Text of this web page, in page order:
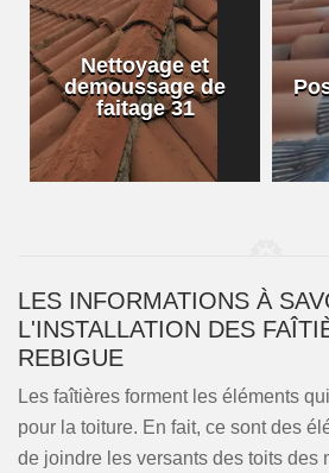
Nettoyage et
demoussage de
faitage 31
LES INFORMATIONS À
L'INSTALLATION DES
REBIGUE
Les faîtières forment les éléments
pour la toiture. En fait, ce sont des
de joindre les versants des toits des